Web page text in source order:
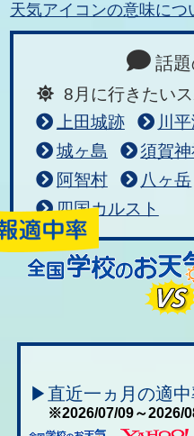
天気アイコンの意味につ
話題
8月に行きたい
上田城跡
川
城ヶ島
須賀
阿智村
八ヶ岳
四国カルスト
▶直近一ヵ月の適中
※2026/07/09～2026/